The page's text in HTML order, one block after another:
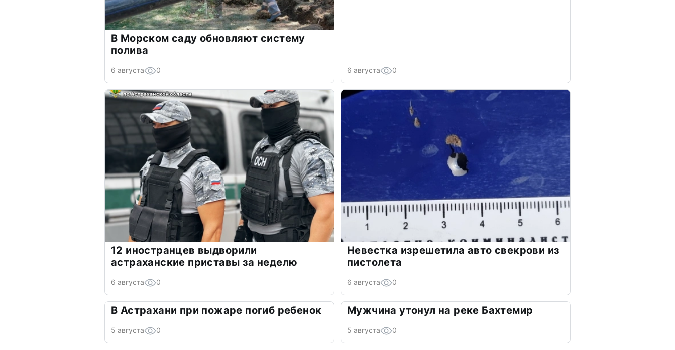
В Морском саду обновляют систему
полива
6 августа 0 6 августа 0
12 иностранцев выдворили
астраханские приставы за неделю
6 августа 0
Невестка изрешетила авто свекрови из
пистолета
6 августа 0
В Астрахани при пожаре погиб ребенок
5 августа 0
Мужчина утонул на реке Бахтемир
5 августа 0